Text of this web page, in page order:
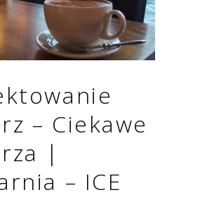
– Ciekawe
|
– ICE